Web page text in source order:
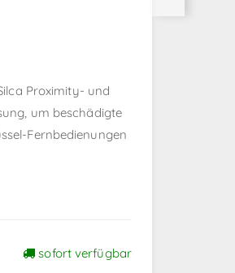
Proximity- und
um beschädigte
Fernbedienungen
sofort verfügbar